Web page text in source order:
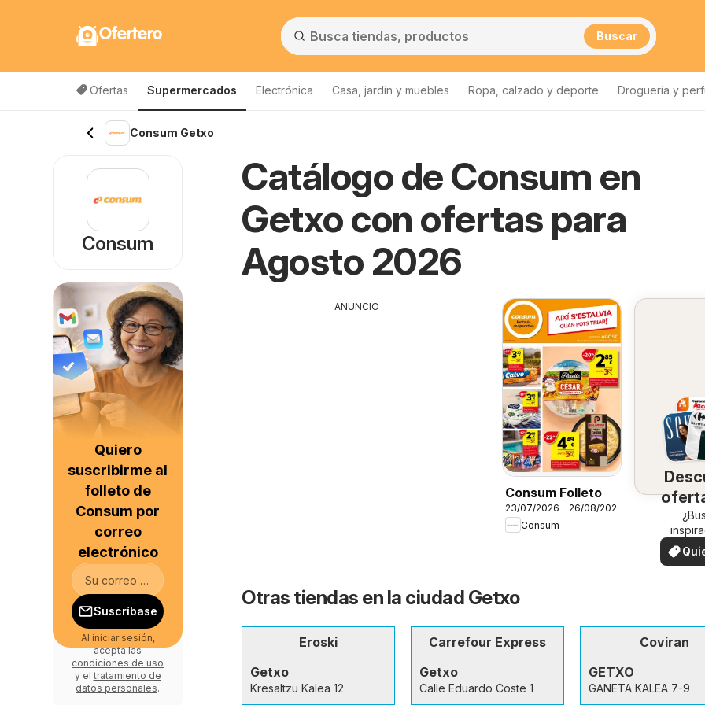
Ofertero Buscar
Ofertas Supermercados Electrónica Casa, jardín y muebles Ropa, calzado y deporte Droguería y
Consum Getxo
Catálogo de Consum en
Getxo con ofertas para
Agosto 2026
ANUNCIO
Consum Folleto
23/07/2026 - 26/08/2026
Consum
su
¡Vea
en su
ver
Otras tiendas en la ciudad Getxo
Eroski
Getxo
Kresaltzu Kalea 12
Carrefour Express
Getxo
Calle Eduardo Coste 1
Coviran
GETXO
GANETA KALEA 7-9
Consum
Quiero
suscribirme al
folleto de
Consum por
correo
electrónico
Suscríbase
Al iniciar sesión,
acepta las
condiciones de uso
y el tratamiento de
datos personales.